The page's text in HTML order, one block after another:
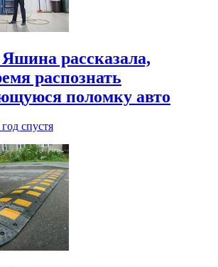
рассказала,
распознать
поломку авто
год спустя